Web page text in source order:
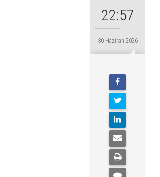
22:57
30 Haziran 2026